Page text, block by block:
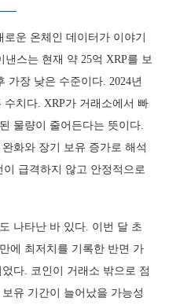
운 온체인 데이터가 이야기
스는 현재 약 25억 XRP를 보
가장 낮은 수준이다. 2024년
수치다. XRP가 거래소에서 빠
물량이 줄어든다는 뜻이다.
화와 장기 보유 증가로 해석
급격하지 않고 안정적으로
나타난 바 있다. 이번 달 초
에 최저치를 기록한 반면 가
다. 코인이 거래소 밖으로 점
유 기간이 늘어났을 가능성